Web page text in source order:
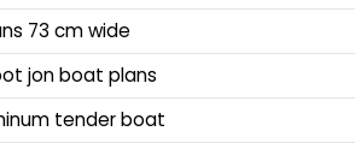
73 cm wide
jon boat plans
tender boat